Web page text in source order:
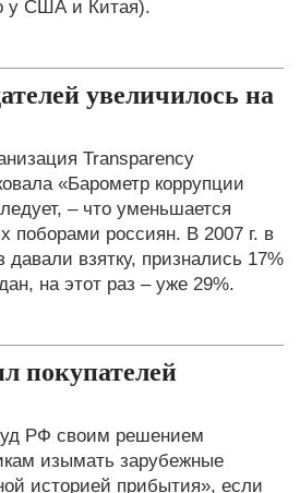
у США и Китая).
увеличилось на
Transparency
«Барометр коррупции
– что уменьшается
поборами россиян. В 2007 г. в
взятку, признались 17%
на этот раз – уже 29%.
покупателей
РФ своим решением
изымать зарубежные
историей прибытия», если